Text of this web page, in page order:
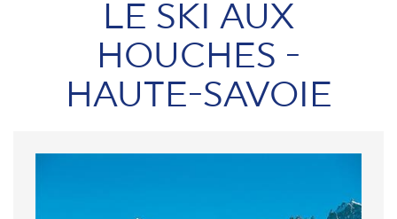
LE SKI AUX
HOUCHES -
HAUTE-SAVOIE